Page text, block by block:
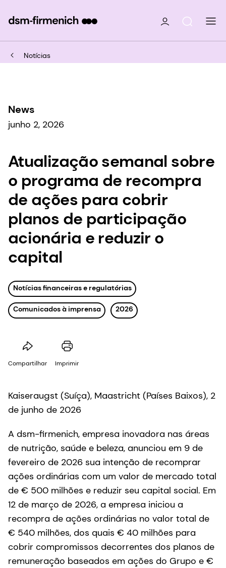
Notícias
News
junho 2, 2026
Atualização semanal sobre
o programa de recompra
de ações para cobrir
planos de participação
acionária e reduzir o
capital
Notícias financeiras e regulatórias
Comunicados à imprensa 2026
Compartilhar Imprimir
Kaiseraugst (Suíça), Maastricht (Países Baixos), 2
de junho de 2026
A dsm-firmenich, empresa inovadora nas áreas
de nutrição, saúde e beleza, anunciou em 9 de
fevereiro de 2026 sua intenção de recomprar
ações ordinárias com um valor de mercado total
de € 500 milhões e reduzir seu capital social. Em
12 de março de 2026, a empresa iniciou a
recompra de ações ordinárias no valor total de
€ 540 milhões, dos quais € 40 milhões para
cobrir compromissos decorrentes dos planos de
remuneração baseados em ações do Grupo e €